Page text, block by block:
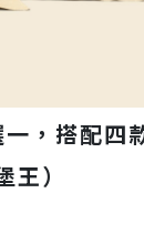
，搭配四
）